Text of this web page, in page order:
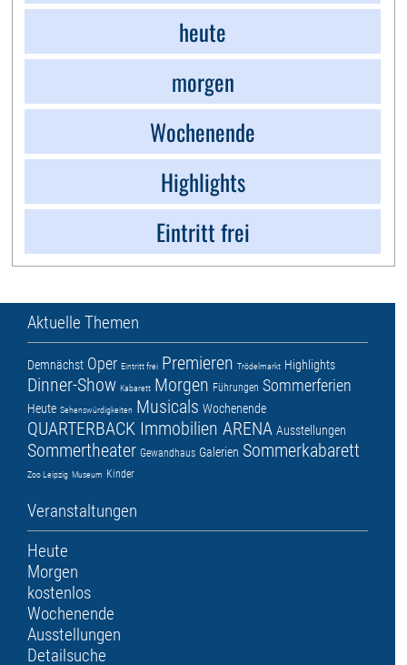
heute
morgen
Wochenende
Highlights
Eintritt frei
Aktuelle Themen
Demnächst Oper Eintritt frei Premieren Trödelmarkt Highlights
Dinner-Show Kabarett Morgen Führungen Sommerferien
Heute Sehenswürdigkeiten Musicals Wochenende
QUARTERBACK Immobilien ARENA Ausstellungen
Sommertheater Gewandhaus Galerien Sommerkabarett
Zoo Leipzig Museum Kinder
Veranstaltungen
Heute
Morgen
kostenlos
Wochenende
Ausstellungen
Detailsuche